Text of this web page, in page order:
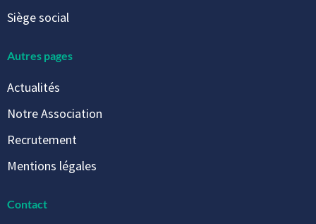
Siège social
Autres pages
Actualités
Notre Association
Recrutement
Mentions légales
Contact